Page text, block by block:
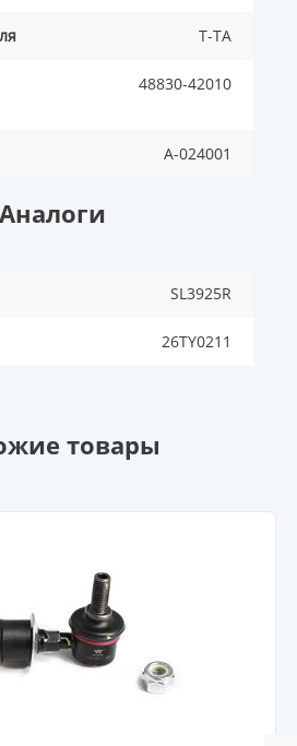
T-TA
48830-42010
A-024001
Аналоги
SL3925R
26TY0211
товары